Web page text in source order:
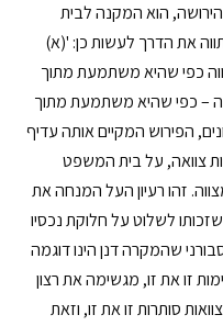
עליהן: סעיף 54 לחוק הירושה, הוא המקנה לבית
את הדרך לעשות כן: '(א)
כפי שהיא משתמעת מתוך
– כפי שהיא משתמעת מתוך
הפירוש המקיים אותה עדיף
צוואה, על בית המשפט
זהו רעיון העל המנחה את
לשלוט על חלוקת נכסיו
ע"א 122/86…)… סבורני שהמקרה דנן הינו דוגמה
זו את זו, מגשימה את רצון
סותרות זו את זו, וזאת